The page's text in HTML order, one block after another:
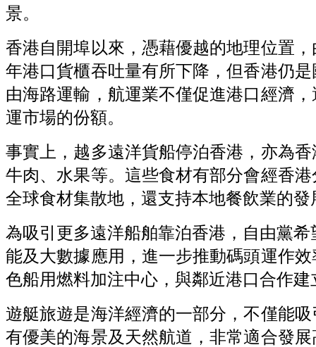
景。
香港自開埠以來，憑藉優越的地理位置
年港口貨櫃吞吐量有所下降，但香港仍
由海路運輸，航運業不僅促進港口經濟
運市場的份額。
事實上，越多遠洋貨船停泊香港，亦為
牛肉、水果等。這些食材有部分會經香
全球食材集散地，還支持本地餐飲業的發
為吸引更多遠洋船舶靠泊香港，自由黨
能及大數據應用，進一步推動碼頭運作
色船用燃料加注中心，與鄰近港口合作
遊艇旅遊是海洋經濟的一部分，不僅能
有優美的海景及天然航道，非常適合發